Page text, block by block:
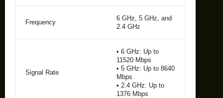
Frequency
6 GHz, 5 GHz, and
2.4 GHz
Signal Rate
• 6 GHz: Up to
11520 Mbps
• 5 GHz: Up to 8640
Mbps
• 2.4 GHz: Up to
1376 Mbps